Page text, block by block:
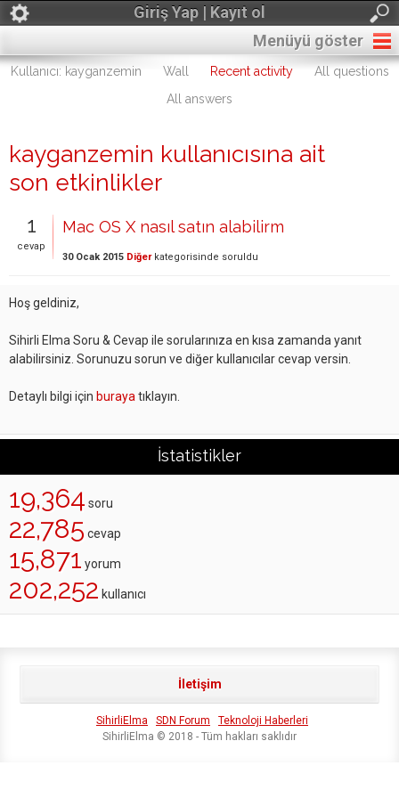
Giriş Yap | Kayıt ol
Menüyü göster
Kullanıcı: kayganzemin Wall Recent activity
All questions
All answers
kayganzemin kullanıcısına ait
son etkinlikler
1
cevap
Mac OS X nasıl satın alabilirm
30 Ocak 2015 Diğerkategorisinde soruldu
Hoş geldiniz,
Sihirli Elma Soru & Cevap ile sorularınıza en kısa zamanda yanıt
alabilirsiniz. Sorunuzu sorun ve diğer kullanıcılar cevap versin.
Detaylı bilgi için buraya tıklayın.
İstatistikler
19,364 soru
22,785 cevap
15,871 yorum
202,252 kullanıcı
İletişim
SihirliElma SDN Forum
Teknoloji Haberleri
SihirliElma © 2018 - Tüm hakları saklıdır